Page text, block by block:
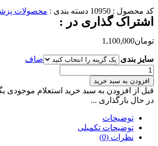
کد محصول : 10950 دسته بندی : محصولات
اشتراک گذاری در :
تومان1,100,000
سایز بندی
صاف
اسپلینت
قابل
تنظیم
هالوکس
والگوس
افزودن به سبد خرید
قبل از افزودن به سبد خرید استعلام موجودی بگیرید
در حال بارگذاری ...
توضیحات
توضیحات تکمیلی
نظرات (0)